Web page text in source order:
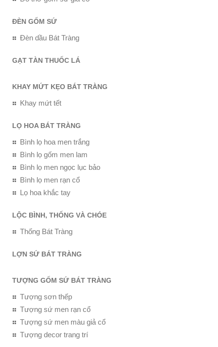
ĐÈN GỐM SỨ
Đèn dầu Bát Tràng
GẠT TÀN THUỐC LÁ
KHAY MỨT KẸO BÁT TRÀNG
Khay mứt tết
LỌ HOA BÁT TRÀNG
Bình lọ hoa men trắng
Bình lọ gốm men lam
Bình lọ men ngọc lục bảo
Bình lọ men rạn cổ
Lọ hoa khắc tay
LỘC BÌNH, THỐNG VÀ CHÓE
Thống Bát Tràng
LỢN SỨ BÁT TRÀNG
TƯỢNG GỐM SỨ BÁT TRÀNG
Tượng sơn thếp
Tượng sứ men rạn cổ
Tượng sứ men màu giả cổ
Tượng decor trang trí